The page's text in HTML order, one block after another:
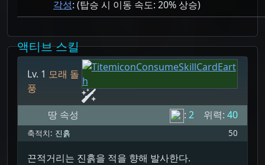
각성: (탑승 시 이동 속도: 20% 상승)
액티브 스킬
Lv. 1 모래 돌
풍
땅 속성 : 2 위력: 40
축적치: 진흙 50
끈적거리는 진흙을 적을 향해 발사한다.